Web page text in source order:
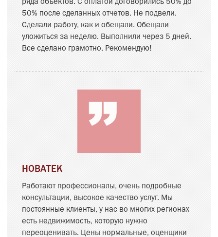
ряда объектов. С оплатой договорились 50% до
50% после сделанных отчетов. Не подвели.
Сделали работу, как и обещали. Обещали
уложиться за неделю. Выполнили через 5 дней.
Все сделано грамотно. Рекомендую!
НОВАТЕК
Работают профессионалы, очень подробные
консультации, высокое качество услуг. Мы
постоянные клиенты, у нас во многих регионах
есть недвижимость, которую нужно
переоценивать. Цены нормальные, оценщики